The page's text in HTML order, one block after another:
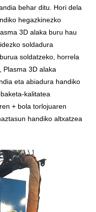
behar ditu. Hori dela
hegazkinezko
3D alaka buru hau
soldadura
soldatzeko, horrela
Plasma 3D alaka
eta abiadura handiko
kalitatea
+ bola torlojuaren
handiko altxatzea